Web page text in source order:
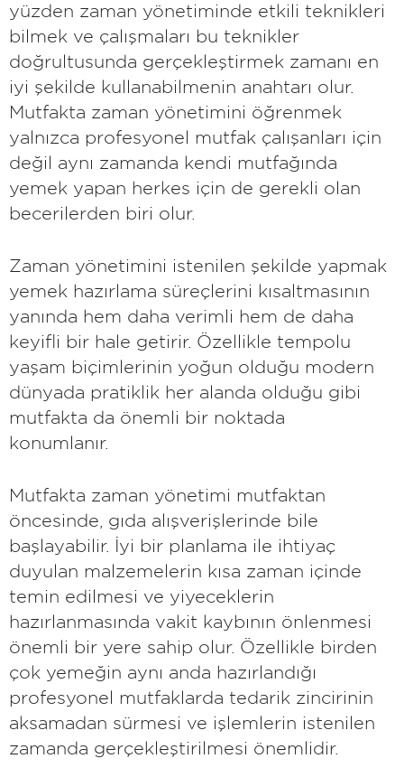
yüzden zaman yönetiminde etkili teknikleri
bilmek ve çalışmaları bu teknikler
doğrultusunda gerçekleştirmek zamanı en
iyi şekilde kullanabilmenin anahtarı olur.
Mutfakta zaman yönetimini öğrenmek
yalnızca profesyonel mutfak çalışanları için
değil aynı zamanda kendi mutfağında
yemek yapan herkes için de gerekli olan
becerilerden biri olur.
Zaman yönetimini istenilen şekilde yapmak
yemek hazırlama süreçlerini kısaltmasının
yanında hem daha verimli hem de daha
keyifli bir hale getirir. Özellikle tempolu
yaşam biçimlerinin yoğun olduğu modern
dünyada pratiklik her alanda olduğu gibi
mutfakta da önemli bir noktada
konumlanır.
Mutfakta zaman yönetimi mutfaktan
öncesinde, gıda alışverişlerinde bile
başlayabilir. İyi bir planlama ile ihtiyaç
duyulan malzemelerin kısa zaman içinde
temin edilmesi ve yiyeceklerin
hazırlanmasında vakit kaybının önlenmesi
önemli bir yere sahip olur. Özellikle birden
çok yemeğin aynı anda hazırlandığı
profesyonel mutfaklarda tedarik zincirinin
aksamadan sürmesi ve işlemlerin istenilen
zamanda gerçekleştirilmesi önemlidir.